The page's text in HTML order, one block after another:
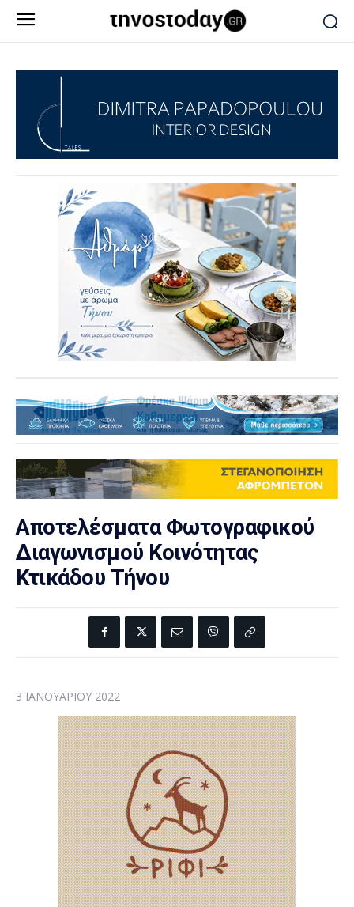
Αποτελέσματα Φωτογραφικού
Διαγωνισμού Κοινότητας
Κτικάδου Τήνου
3 ΙΑΝΟΥΑΡΊΟΥ 2022